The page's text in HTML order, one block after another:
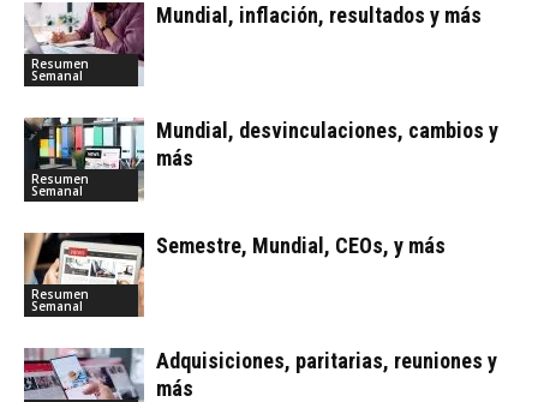
Resumen
Semanal
Mundial, inflación, resultados y más
Resumen
Semanal
Mundial, desvinculaciones, cambios y
más
Resumen
Semanal
Semestre, Mundial, CEOs, y más
Adquisiciones, paritarias, reuniones y
más